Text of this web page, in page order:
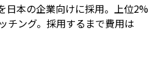
日本の企業向けに採用。上位2%
チング。採用するまで費用は